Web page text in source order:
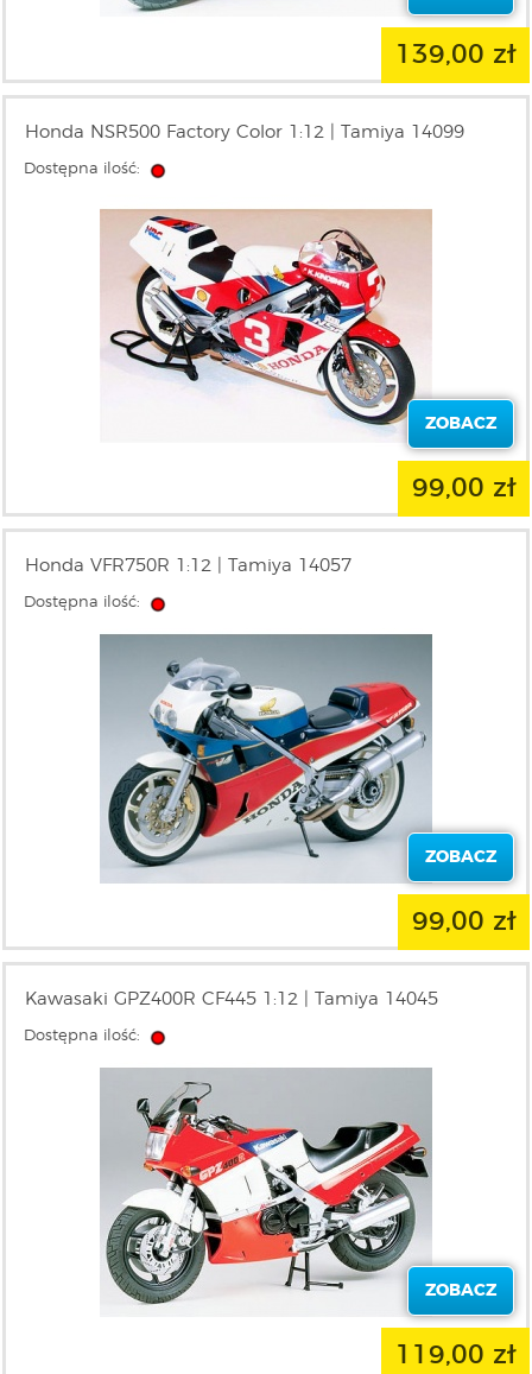
139,00 zł
Honda NSR500 Factory Color 1:12 | Tamiya 14099
Dostępna ilość:
ZOBACZ
99,00 zł
Honda VFR750R 1:12 | Tamiya 14057
Dostępna ilość:
ZOBACZ
99,00 zł
Kawasaki GPZ400R CF445 1:12 | Tamiya 14045
Dostępna ilość:
ZOBACZ
119,00 zł